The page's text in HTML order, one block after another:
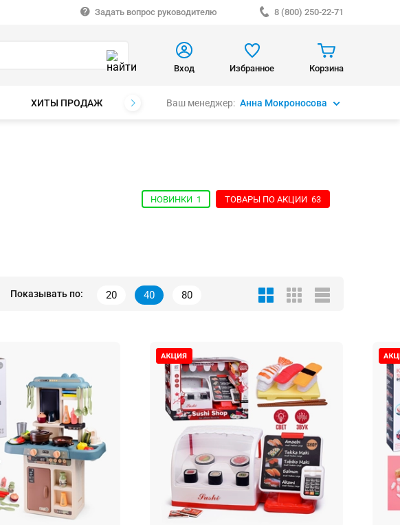
Задать вопрос руководителю 8 (800) 250-22-71
Вход Избранное Корзина
ХИТЫ ПРОДАЖ БРЕНДЫВаш менеджер: Анна Мокроносова
НОВИНКИ 1 ТОВАРЫ ПО АКЦИИ 63
Показывать по: 20 40 80